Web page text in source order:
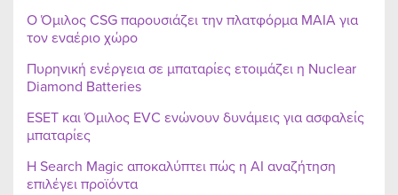
Ο Όμιλος CSG παρουσιάζει την πλατφόρμα MAIA για
τον εναέριο χώρο
Πυρηνική ενέργεια σε μπαταρίες ετοιμάζει η Nuclear
Diamond Batteries
ESET και Όμιλος EVC ενώνουν δυνάμεις για ασφαλείς
μπαταρίες
Η Search Magic αποκαλύπτει πώς η AI αναζήτηση
επιλέγει προϊόντα